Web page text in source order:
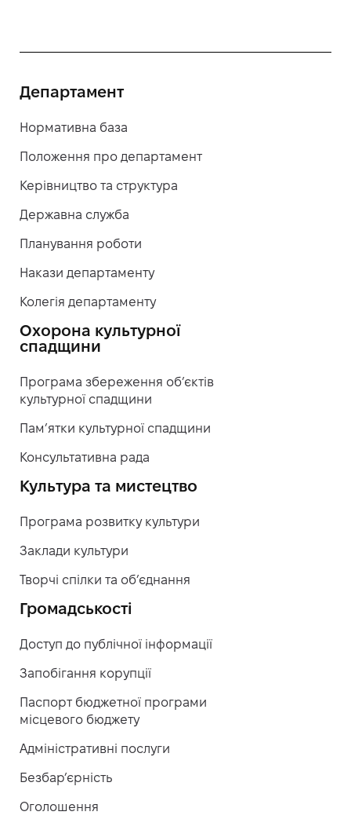
Департамент
Нормативна база
Положення про департамент
Керівництво та структура
Державна служба
Планування роботи
Накази департаменту
Колегія департаменту
Охорона культурної
спадщини
Програма збереження об’єктів
культурної спадщини
Пам’ятки культурної спадщини
Консультативна рада
Культура та мистецтво
Програма розвитку культури
Заклади культури
Творчі спілки та об’єднання
Громадськості
Доступ до публічної інформації
Запобігання корупції
Паспорт бюджетної програми
місцевого бюджету
Адміністративні послуги
Безбар’єрність
Оголошення